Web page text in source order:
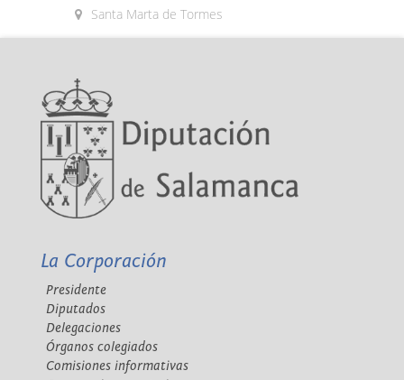
Santa Marta de Tormes
La Corporación
Presidente
Diputados
Delegaciones
Órganos colegiados
Comisiones informativas